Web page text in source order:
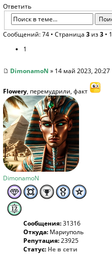
Ответить
Сообщений: 74 • Страница 3 из3 • 1
1
DimonamoN » 14 май 2023, 20:27
Flowery, перемудрили, факт
DimonamoN
Сообщения:31316
Откуда: Мариуполь
Репутация:23925
Статус: Не в сети